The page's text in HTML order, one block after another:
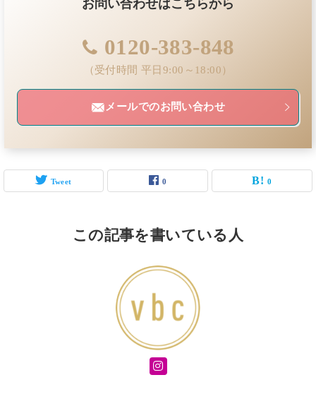
お問い合わせはこちらから
0120-383-848
（受付時間 平日9:00～18:00）
メールでのお問い合わせ
Tweet 0 0
この記事を書いている人